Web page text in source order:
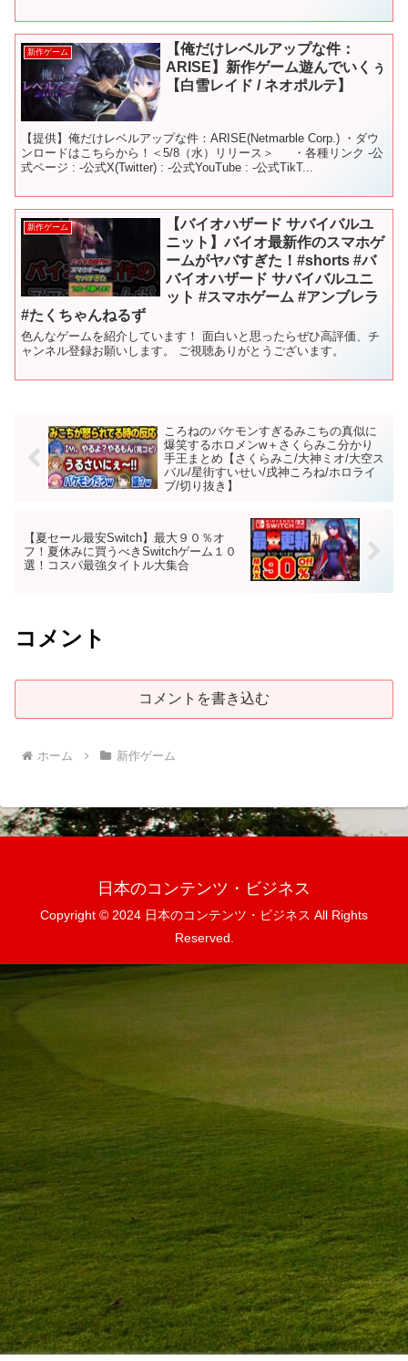
新作ゲーム
【俺だけレベルアップな件：
ARISE】新作ゲーム遊んでいくぅ
【白雪レイド / ネオポルテ】
【提供】俺だけレベルアップな件：ARISE(Netmarble Corp.) ・ダウ
ンロードはこちらから！＜5/8（水）リリース＞ ・各種リンク -公
式ページ : -公式X(Twitter) : -公式YouTube : -公式TikT...
新作ゲーム
【バイオハザード サバイバルユ
ニット】バイオ最新作のスマホゲ
ームがヤバすぎた！#shorts #バ
バイオハザード サバイバルユニ
ット #スマホゲーム #アンブレラ
#たくちゃんねるず
色んなゲームを紹介しています！ 面白いと思ったらぜひ高評価、チ
ャンネル登録お願いします。 ご視聴ありがとうございます。
ころねのバケモンすぎるみこちの真似に
爆笑するホロメンw＋さくらみこ分かり
手王まとめ【さくらみこ/大神ミオ/大空ス
バル/星街すいせい/戌神ころね/ホロライ
ブ/切り抜き】
【夏セール最安Switch】最大９０％オ
フ！夏休みに買うべきSwitchゲーム１０
選！コスパ最強タイトル大集合
コメント
コメントを書き込む
ホーム 新作ゲーム
日本のコンテンツ・ビジネス
Copyright © 2024 日本のコンテンツ・ビジネス All Rights
Reserved.